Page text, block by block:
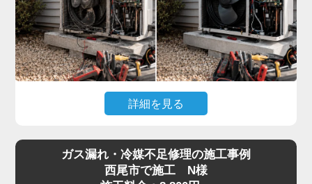
で、詰まりの位置、本体の傾き、ドレンパンの劣
化、ホース接続部のパッキン硬化、排水経路のトラ
ップ部詰まりなど原因は複数あり、表面だけの対処
では再発することがあります。
水漏れを放置すると、壁紙のシミ・床材の腐食・階
下への漏水被害につながり、修繕費が高額になる可
全体を内視鏡で点検し、ドレンパンの状態確認・ホ
ースおよびパッキン交換・本体取り付け状態の調整
詳細を見る
振動・騒音が大きいといった症状は、ファンモータ
ーの劣化やファン羽根の歪み、コンプレッサーの異
ガス漏れ・冷媒不足修理の施工事例
西尾市で施工 N様